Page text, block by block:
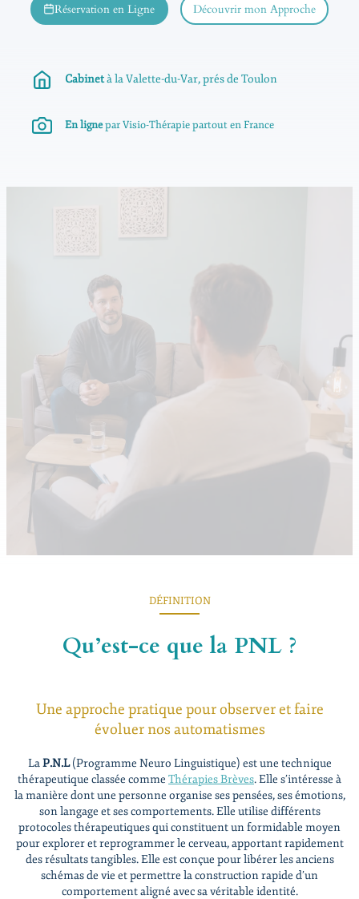
Réservation en Ligne Découvrir mon Approche
Cabinetà la Valette-du-Var, prés de Toulon
En lignepar Visio-Thérapie partout en France
DÉFINITION
Qu’est-ce que la PNL ?
Une approche pratique pour observer et faire
évoluer nos automatismes
LaP.N.L(Programme Neuro Linguistique) est une technique
thérapeutique classée comme Thérapies Brèves. Elle s’intéresse à
la manière dont une personne organise ses pensées, ses émotions,
son langage et ses comportements. Elle utilise différents
protocoles thérapeutiques qui constituent un formidable moyen
pour explorer et reprogrammer le cerveau, apportant rapidement
des résultats tangibles. Elle est conçue pour libérer les anciens
schémas de vie et permettre la construction rapide d’un
comportement aligné avec sa véritable identité.